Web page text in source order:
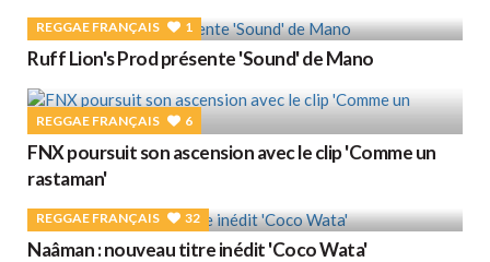
REGGAE FRANÇAIS 1
Ruff Lion's Prod présente 'Sound' de Mano
REGGAE FRANÇAIS 6
FNX poursuit son ascension avec le clip 'Comme un
rastaman'
REGGAE FRANÇAIS 32
Naâman : nouveau titre inédit 'Coco Wata'